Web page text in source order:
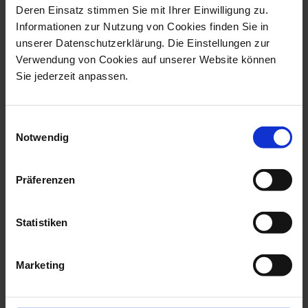
Deren Einsatz stimmen Sie mit Ihrer Einwilligung zu.
Informationen zur Nutzung von Cookies finden Sie in
unserer Datenschutzerklärung. Die Einstellungen zur
Verwendung von Cookies auf unserer Website können
Sie jederzeit anpassen.
Notwendig
Präferenzen
Statistiken
Marketing
Animal Pendant
Seahorse Full Relief
Animal Pendant
Animal Pendant
Animal Pendant